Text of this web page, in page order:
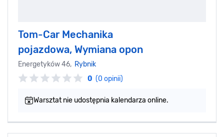
Tom-Car Mechanika
pojazdowa, Wymiana opon
Energetyków 46, Rybnik
0 (0 opinii)
Warsztat nie udostępnia kalendarza online.